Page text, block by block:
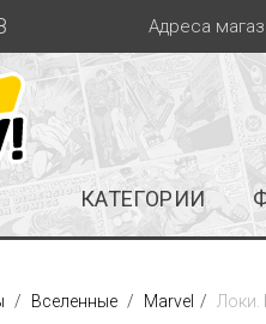
Адреса
КАТЕГОРИИ
Вселенные Marvel Локи.